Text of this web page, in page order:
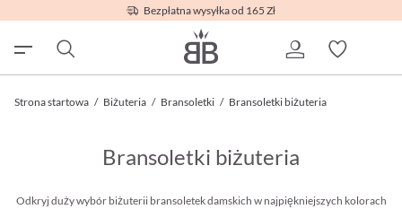
Bezpłatna wysyłka od 165 Zł
Strona startowa / Biżuteria / Bransoletki / Bransoletki biżuteria
Bransoletki biżuteria
Odkryj duży wybór biżuterii bransoletek damskich w najpiękniejszych kolorach